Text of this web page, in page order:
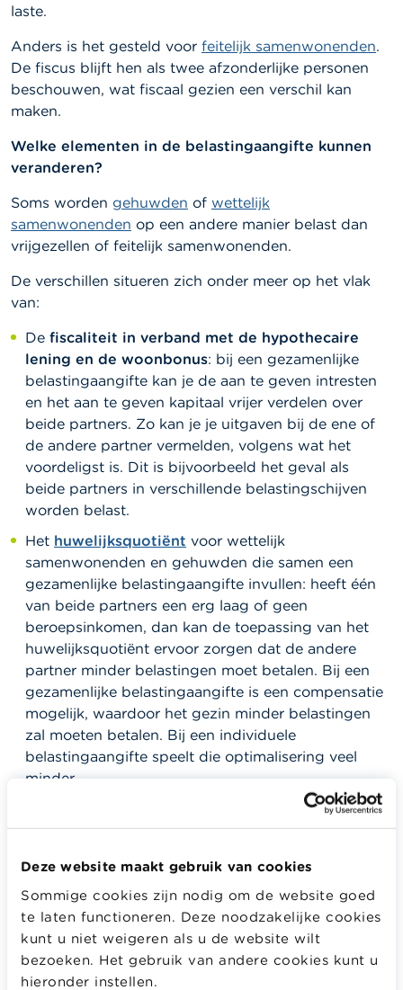
Deze website maakt gebruik van cookies
Sommige cookies zijn nodig om de website goed
te laten functioneren. Deze noodzakelijke cookies
kunt u niet weigeren als u de website wilt
bezoeken. Het gebruik van andere cookies kunt u
hieronder instellen.
laste.
Anders is het gesteld voor feitelijk samenwonenden.
De fiscus blijft hen als twee afzonderlijke personen
beschouwen, wat fiscaal gezien een verschil kan
maken.
Welke elementen in de belastingaangifte kunnen
veranderen?
Soms worden gehuwden of wettelijk
samenwonenden op een andere manier belast dan
vrijgezellen of feitelijk samenwonenden.
De verschillen situeren zich onder meer op het vlak
van:
De fiscaliteit in verband met de hypothecaire
lening en de woonbonus: bij een gezamenlijke
belastingaangifte kan je de aan te geven intresten
en het aan te geven kapitaal vrijer verdelen over
beide partners. Zo kan je je uitgaven bij de ene of
de andere partner vermelden, volgens wat het
voordeligst is. Dit is bijvoorbeeld het geval als
beide partners in verschillende belastingschijven
worden belast.
Het huwelijksquotiënt voor wettelijk
samenwonenden en gehuwden die samen een
gezamenlijke belastingaangifte invullen: heeft één
van beide partners een erg laag of geen
beroepsinkomen, dan kan de toepassing van het
huwelijksquotiënt ervoor zorgen dat de andere
partner minder belastingen moet betalen. Bij een
gezamenlijke belastingaangifte is een compensatie
mogelijk, waardoor het gezin minder belastingen
zal moeten betalen. Bij een individuele
belastingaangifte speelt die optimalisering veel
minder.
heeft een impact op je nettomaandloon, maar
verandert bij het invullen van je belastingaangifte
niets aan het totaal verschuldigde belastingbedrag.
De bedrijfsvoorheffing is immers een voorschot op
je definitieve inkomstenbelasting dat je werkgever
maandelijks op je loon inhoudt en aan de